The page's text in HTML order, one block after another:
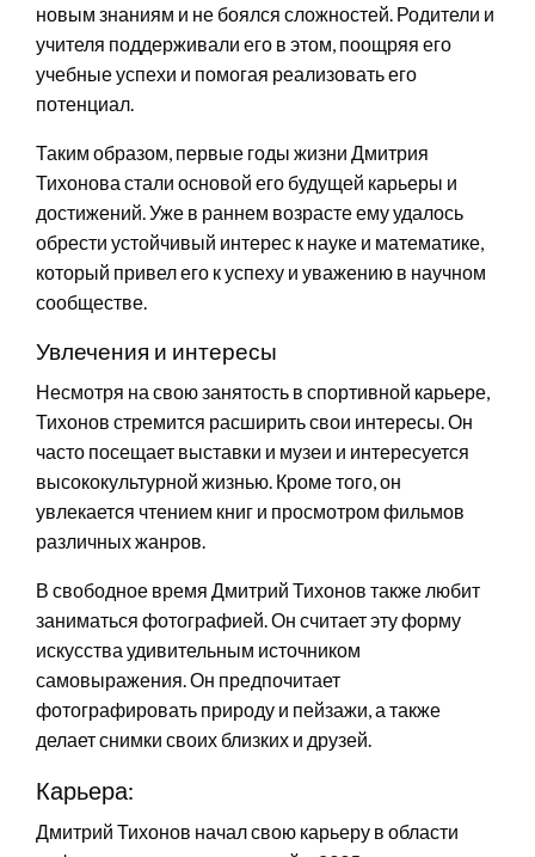
новым знаниям и не боялся сложностей. Родители и
учителя поддерживали его в этом, поощряя его
учебные успехи и помогая реализовать его
потенциал.
Таким образом, первые годы жизни Дмитрия
Тихонова стали основой его будущей карьеры и
достижений. Уже в раннем возрасте ему удалось
обрести устойчивый интерес к науке и математике,
который привел его к успеху и уважению в научном
сообществе.
Увлечения и интересы
Несмотря на свою занятость в спортивной карьере,
Тихонов стремится расширить свои интересы. Он
часто посещает выставки и музеи и интересуется
высококультурной жизнью. Кроме того, он
увлекается чтением книг и просмотром фильмов
различных жанров.
В свободное время Дмитрий Тихонов также любит
заниматься фотографией. Он считает эту форму
искусства удивительным источником
самовыражения. Он предпочитает
фотографировать природу и пейзажи, а также
делает снимки своих близких и друзей.
Карьера:
Дмитрий Тихонов начал свою карьеру в области